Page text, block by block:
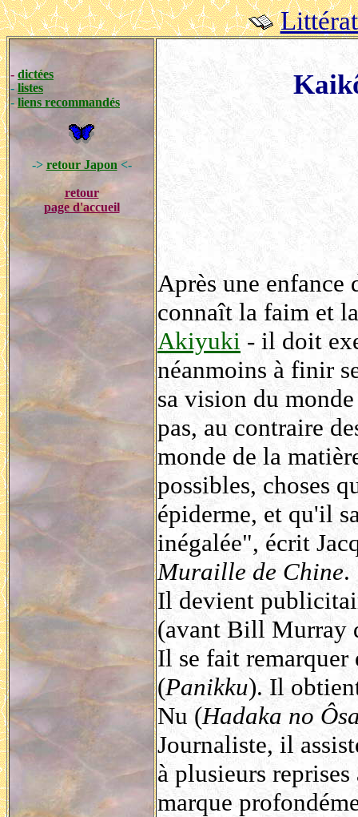
- dictées
-listes
-liens recommandés
-> retour Japon <-
retour
page d'accueil
Après une
connaît la faim et
Akiyuki - il doit
néanmoins à finir
sa vision du
pas, au contraire
monde de la
possibles, choses
épiderme, et qu'il
inégalée", écrit
Muraille de Chine.
Il devient
(avant Bill Murray
Il se fait remarquer
(Panikku). Il
Nu (Hadaka no
Journaliste, il
à plusieurs
marque